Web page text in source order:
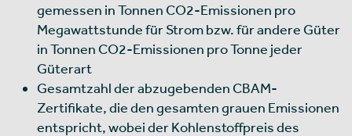
gemessen in Tonnen CO2-Emissionen pro
Megawattstunde für Strom bzw. für andere Güter
in Tonnen CO2-Emissionen pro Tonne jeder
Güterart
Gesamtzahl der abzugebenden CBAM-
Zertifikate, die den gesamten grauen Emissionen
entspricht, wobei der Kohlenstoffpreis des